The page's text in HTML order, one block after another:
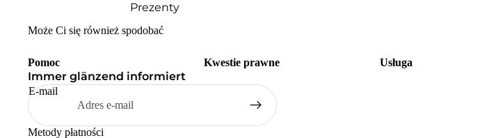
Prezenty
Może Ci się również spodobać
Pomoc Kwestie prawne Usługa
Immer glänzend informiert
E-mail
Metody płatności